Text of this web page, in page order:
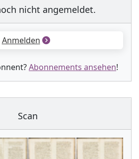
nicht angemeldet.
Anmelden
Abonnements ansehen!
Scan